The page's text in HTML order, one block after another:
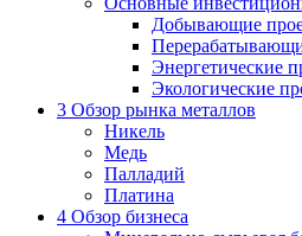
Добывающие
Энергетические
Экологические
3 Обзор рынка металлов
Никель
Медь
Палладий
Платина
4 Обзор бизнеса